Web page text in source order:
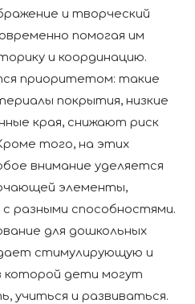
и творческий
помогая им
и координацию.
приоритетом: такие
покрытия, низкие
края, снижают риск
того, на этих
внимание уделяется
элементы,
разными способностями.
для дошкольных
стимулирующую и
дети могут
учиться и развиваться.